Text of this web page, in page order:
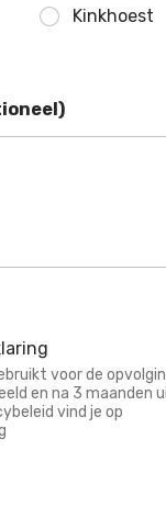
Kinkhoest
voor de
en na 3 maanden
vind je op